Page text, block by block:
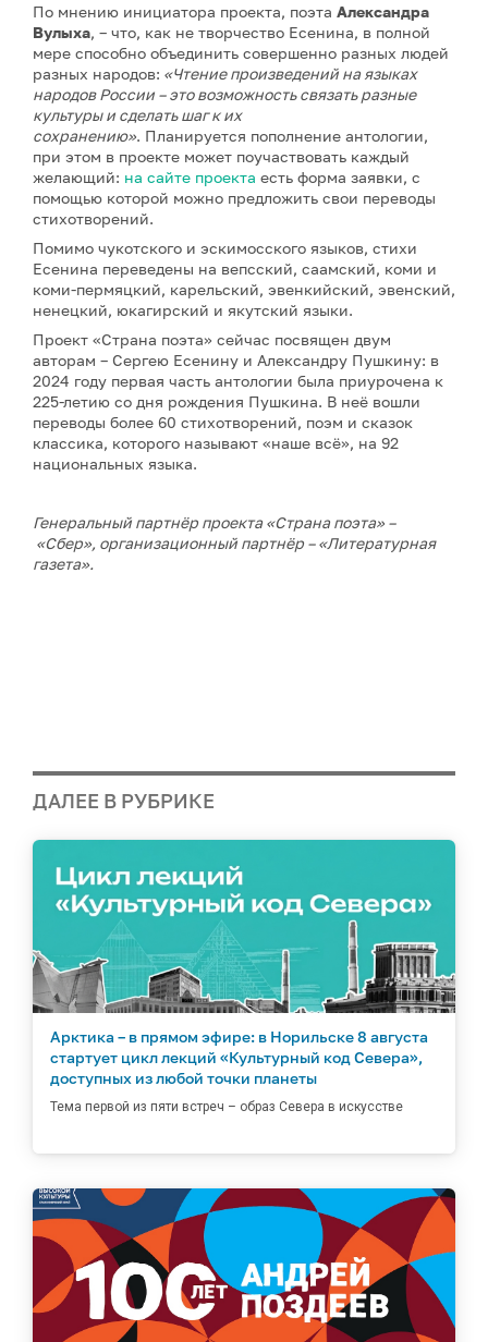
По мнению инициатора проекта, поэта Александра
Вулыха, – что, как не творчество Есенина, в полной
мере способно объединить совершенно разных людей
разных народов: «Чтение произведений на языках
народов России – это возможность связать разные
культуры и сделать шаг к их
сохранению». Планируется пополнение антологии,
при этом в проекте может поучаствовать каждый
желающий: на сайте проекта есть форма заявки, с
помощью которой можно предложить свои переводы
стихотворений.
Помимо чукотского и эскимосского языков, стихи
Есенина переведены на вепсский, саамский, коми и
коми-пермяцкий, карельский, эвенкийский, эвенский,
ненецкий, юкагирский и якутский языки.
Проект «Страна поэта» сейчас посвящен двум
авторам – Сергею Есенину и Александру Пушкину: в
2024 году первая часть антологии была приурочена к
225-летию со дня рождения Пушкина. В неё вошли
переводы более 60 стихотворений, поэм и сказок
классика, которого называют «наше всё», на 92
национальных языка.
Генеральный партнёр проекта «Страна поэта» –
«Сбер», организационный партнёр – «Литературная
газета».
ДАЛЕЕ В РУБРИКЕ
Арктика – в прямом эфире: в Норильске 8 августа
стартует цикл лекций «Культурный код Севера»,
доступных из любой точки планеты
Тема первой из пяти встреч – образ Севера в искусстве